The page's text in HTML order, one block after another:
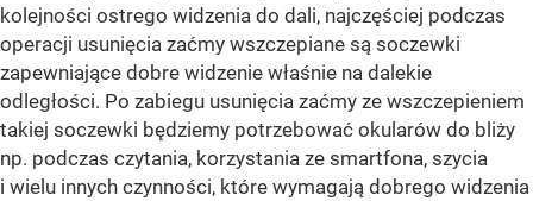
kolejności ostrego widzenia do dali, najczęściej podczas
operacji usunięcia zaćmy wszczepiane są soczewki
zapewniające dobre widzenie właśnie na dalekie
odległości. Po zabiegu usunięcia zaćmy ze wszczepieniem
takiej soczewki będziemy potrzebować okularów do bliży
np. podczas czytania, korzystania ze smartfona, szycia
i wielu innych czynności, które wymagają dobrego widzenia